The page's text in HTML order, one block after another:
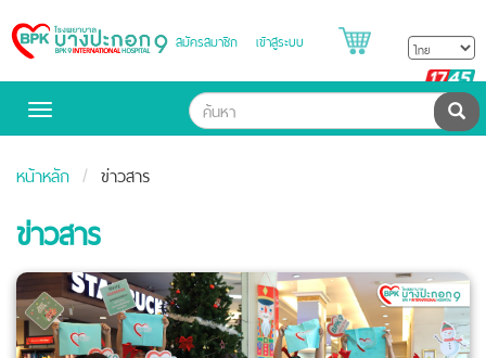
Bangpakok
Hospital
สมัครสมาชิก เข้าสู่ระบบ
Toggle
ค้น
หน้าหลัก ข่าวสาร
ข่าวสาร